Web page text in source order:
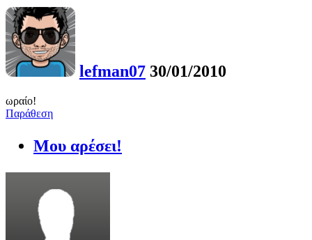
lefman07 30/01/2010
ωραίο!
Παράθεση
Μου αρέσει!